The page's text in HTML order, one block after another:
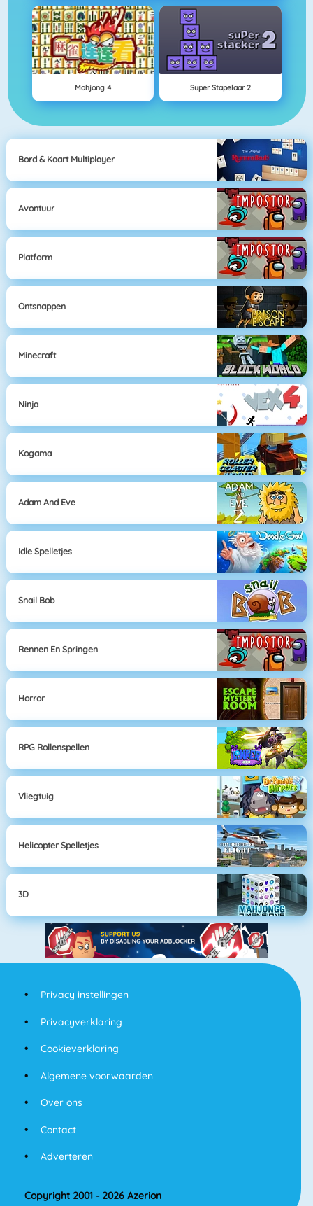
Mahjong 4 Super Stapelaar 2
Bord & Kaart Multiplayer
Avontuur
Platform
Ontsnappen
Minecraft
Ninja
Kogama
Adam And Eve
Idle Spelletjes
Snail Bob
Rennen En Springen
Horror
RPG Rollenspellen
Vliegtuig
Helicopter Spelletjes
3D
Privacy instellingen
Privacyverklaring
Cookieverklaring
Algemene voorwaarden
Over ons
Contact
Adverteren
Copyright 2001 - 2026 Azerion